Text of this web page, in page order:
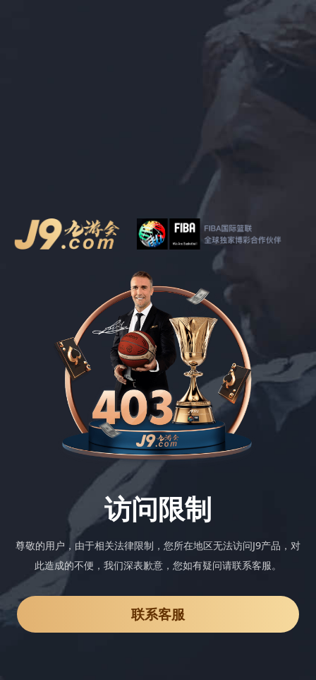
访问限制
尊敬的用户，由于相关法律限制，您所在地区无法访问J9产品，对
此造成的不便，我们深表歉意，您如有疑问请联系客服。
联系客服